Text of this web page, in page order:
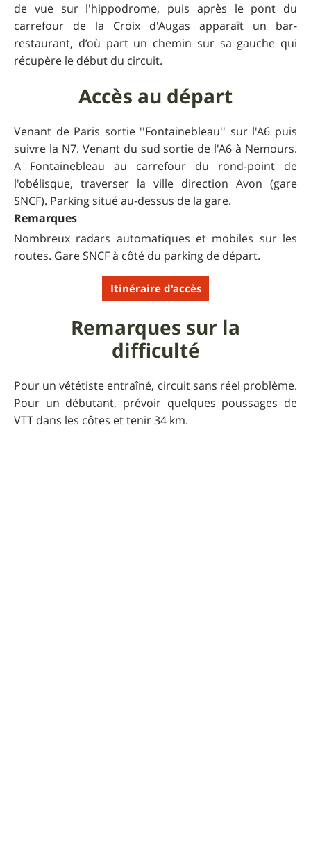
de vue sur l'hippodrome, puis après le pont du
carrefour de la Croix d'Augas apparaît un bar-
restaurant, d’où part un chemin sur sa gauche qui
récupère le début du circuit.
Accès au départ
Venant de Paris sortie ''Fontainebleau'' sur l'A6 puis
suivre la N7. Venant du sud sortie de l'A6 à Nemours.
A Fontainebleau au carrefour du rond-point de
l'obélisque, traverser la ville direction Avon (gare
SNCF). Parking situé au-dessus de la gare.
Remarques
Nombreux radars automatiques et mobiles sur les
routes. Gare SNCF à côté du parking de départ.
Itinéraire d'accès
Remarques sur la
difficulté
Pour un vététiste entraîné, circuit sans réel problème.
Pour un débutant, prévoir quelques poussages de
VTT dans les côtes et tenir 34 km.